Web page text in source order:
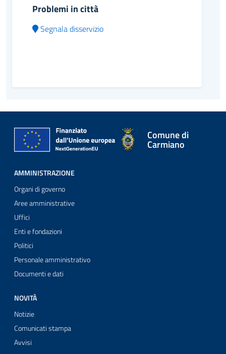
Problemi in città
Segnala disservizio
Comune di
Carmiano
AMMINISTRAZIONE
Organi di governo
Aree amministrative
Uffici
Enti e fondazioni
Politici
Personale amministrativo
Documenti e dati
NOVITÀ
Notizie
Comunicati stampa
Avvisi